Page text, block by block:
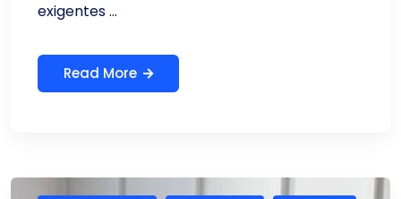
exigentes ...
Read More